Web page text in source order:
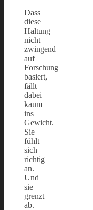
Dass
diese
Haltung
nicht
zwingend
auf
Forschung
basiert,
fällt
dabei
kaum
ins
Gewicht.
Sie
fühlt
sich
richtig
an.
Und
sie
grenzt
ab.